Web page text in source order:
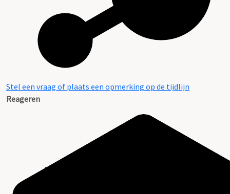
Stel een vraag of plaats een opmerking op de tijdlijn
Reageren